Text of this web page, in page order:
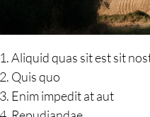
Aliquid quas sit est sit
Quis quo
Enim impedit at aut